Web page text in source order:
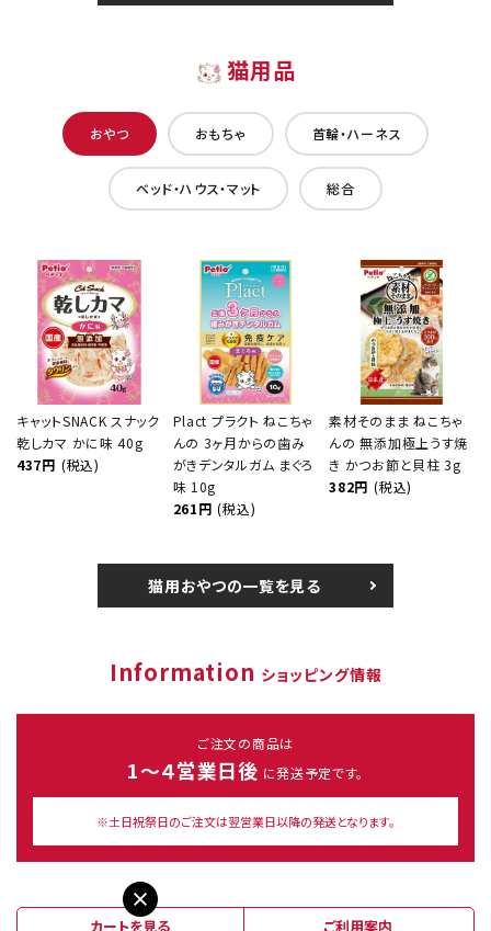
猫用品
おやつ おもちゃ 首輪・ハーネス
ベッド・ハウス・マット 総合
キャットSNACK スナック
乾しカマ かに味 40g
437円 (税込)
Plact プラクト ねこちゃ
んの 3ヶ月からの歯み
がきデンタルガム まぐろ
味 10g
261円 (税込)
素材そのまま ねこちゃ
んの 無添加極上うす焼
き かつお節と貝柱 3g
382円 (税込)
猫用おやつの一覧を見る
Information ショッピング情報
ご注文の商品は
1～４営業日後 に発送予定です。
※土日祝祭日のご注文は翌営業日以降の発送となります。
カートを見る ご利用案内